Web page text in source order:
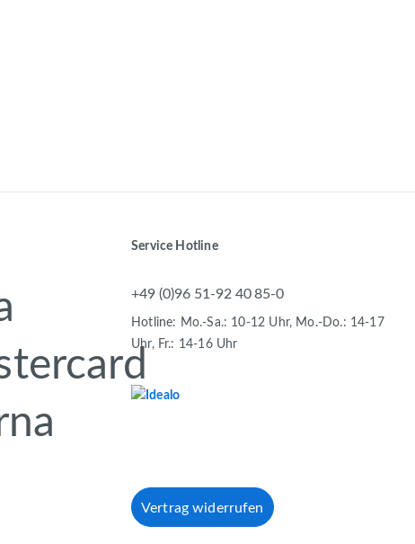
Service Hotline
+49 (0)96 51-92 40 85-0
Hotline: Mo.-Sa.: 10-12 Uhr, Mo.-Do.: 14-17
Uhr, Fr.: 14-16 Uhr
Vertrag widerrufen